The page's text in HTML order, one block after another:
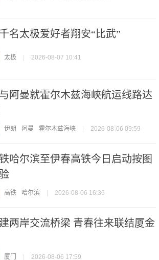
名太极爱好者翔安“比武”
太极 | 2026-08-07 10:41
阿曼就霍尔木兹海峡航运线路达
伊朗 阿曼 霍尔木兹海峡 | 2026-08-06 09:59
哈尔滨至伊春高铁今日启动按图
高铁 哈尔滨 | 2026-08-06 16:36
两岸交流桥梁 青春往来联结厦金
厦门 | 2026-08-06 17:59